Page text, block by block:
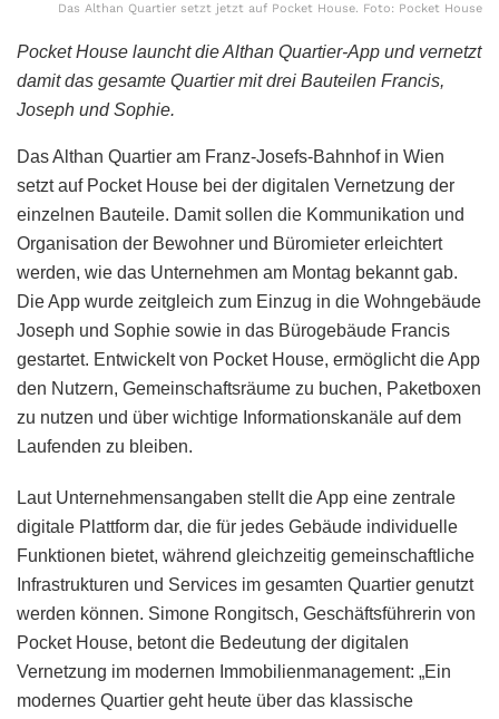
Das Althan Quartier setzt jetzt auf Pocket House. Foto: Pocket House
Pocket House launcht die Althan Quartier-App und vernetzt
damit das gesamte Quartier mit drei Bauteilen Francis,
Joseph und Sophie.
Das Althan Quartier am Franz-Josefs-Bahnhof in Wien
setzt auf Pocket House bei der digitalen Vernetzung der
einzelnen Bauteile. Damit sollen die Kommunikation und
Organisation der Bewohner und Büromieter erleichtert
werden, wie das Unternehmen am Montag bekannt gab.
Die App wurde zeitgleich zum Einzug in die Wohngebäude
Joseph und Sophie sowie in das Bürogebäude Francis
gestartet. Entwickelt von Pocket House, ermöglicht die App
den Nutzern, Gemeinschaftsräume zu buchen, Paketboxen
zu nutzen und über wichtige Informationskanäle auf dem
Laufenden zu bleiben.
Laut Unternehmensangaben stellt die App eine zentrale
digitale Plattform dar, die für jedes Gebäude individuelle
Funktionen bietet, während gleichzeitig gemeinschaftliche
Infrastrukturen und Services im gesamten Quartier genutzt
werden können. Simone Rongitsch, Geschäftsführerin von
Pocket House, betont die Bedeutung der digitalen
Vernetzung im modernen Immobilienmanagement: „Ein
modernes Quartier geht heute über das klassische